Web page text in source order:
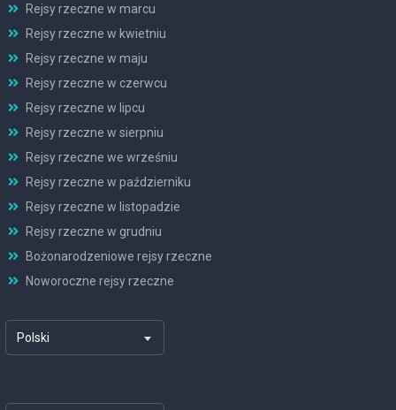
Rejsy rzeczne w marcu
Rejsy rzeczne w kwietniu
Rejsy rzeczne w maju
Rejsy rzeczne w czerwcu
Rejsy rzeczne w lipcu
Rejsy rzeczne w sierpniu
Rejsy rzeczne we wrześniu
Rejsy rzeczne w październiku
Rejsy rzeczne w listopadzie
Rejsy rzeczne w grudniu
Bożonarodzeniowe rejsy rzeczne
Noworoczne rejsy rzeczne
Polski